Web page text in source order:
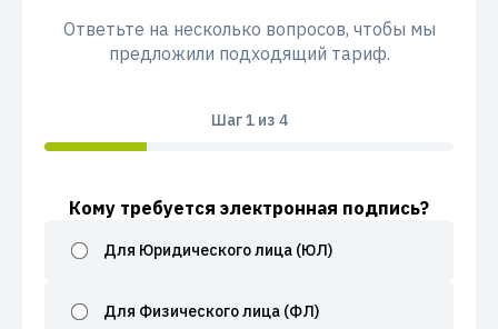
Ответьте на несколько вопросов, чтобы мы
предложили подходящий тариф.
Шаг1из 4
Кому требуется электронная подпись?
Для Юридического лица (ЮЛ)
Для Физического лица (ФЛ)